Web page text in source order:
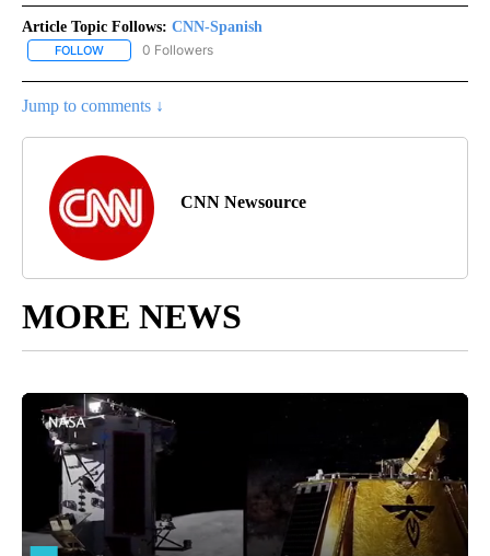
Article Topic Follows: CNN-Spanish
FOLLOW FOLLOW "CNN-SPANISH" TO RECEIVE NOTIFICATIONS ABOUT
0 Followers
Jump to comments ↓
CNN Newsource
MORE NEWS